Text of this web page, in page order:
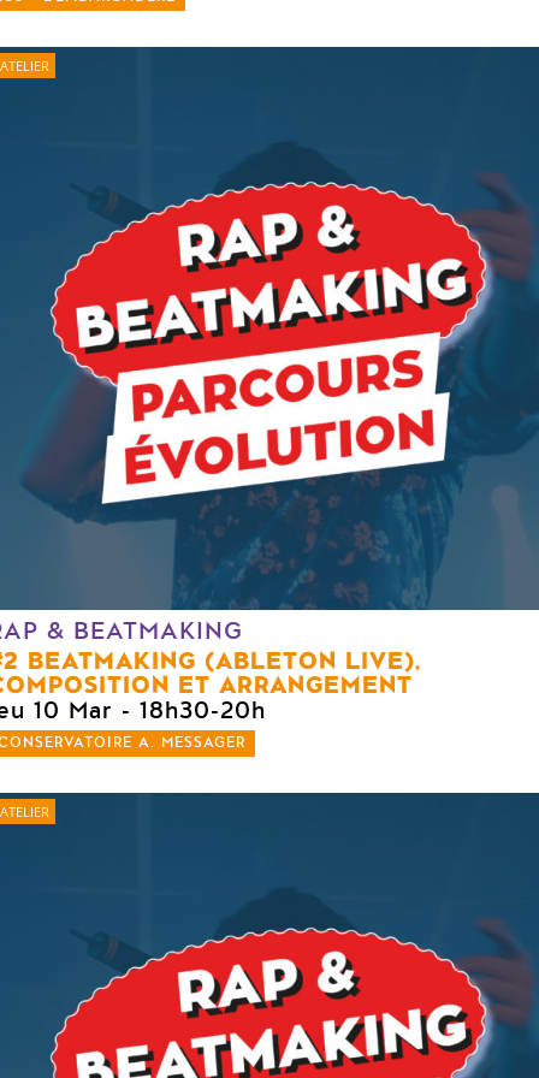
ATELIER
& BEATMAKING
BEATMAKING (ABLETON LIVE),
ET ARRANGEMENT
10 Mar - 18h30-20h
A. MESSAGER
ATELIER